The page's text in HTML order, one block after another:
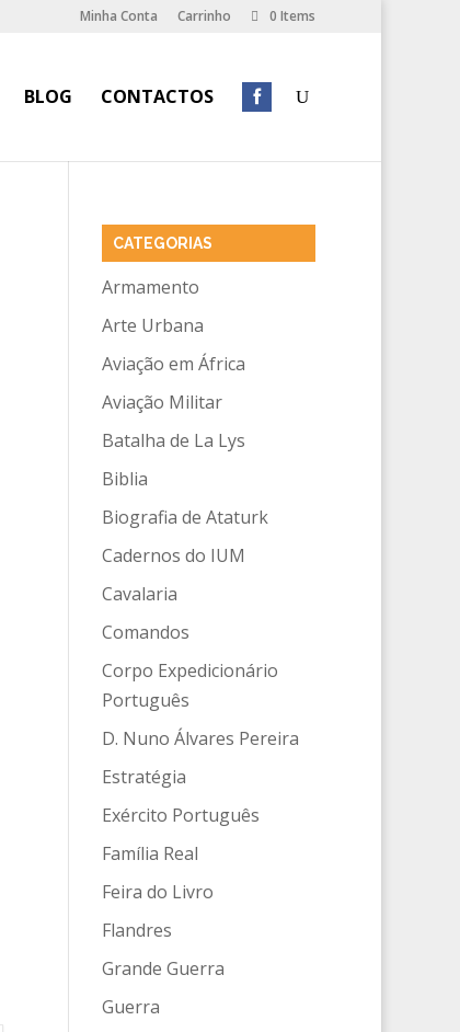
Minha Conta Carrinho 0 Items
BLOG CONTACTOS
CATEGORIAS
Armamento
Arte Urbana
Aviação em África
Aviação Militar
Batalha de La Lys
Biblia
Biografia de Ataturk
Cadernos do IUM
Cavalaria
Comandos
Corpo Expedicionário
Português
D. Nuno Álvares Pereira
Estratégia
Exército Português
Família Real
Feira do Livro
Flandres
Grande Guerra
Guerra